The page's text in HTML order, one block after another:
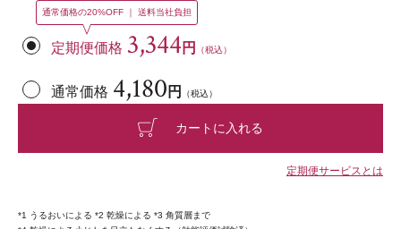
定期便価格 3,344円 （税込）
通常価格の20%OFF ｜ 送料当社負担
通常価格 4,180 円 （税込）
カートに入れる
定期便サービスとは
*1 うるおいによる *2 乾燥による *3 角質層まで